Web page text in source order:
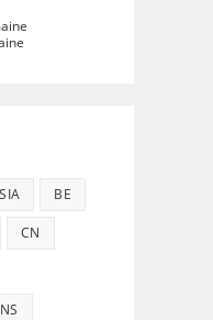
BE
CN